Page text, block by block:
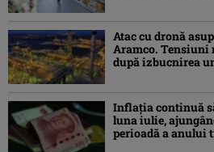
Atac cu dronă
Aramco. Tensiuni
după izbucnirea
Inflaţia continuă
luna iulie,
perioadă a anului